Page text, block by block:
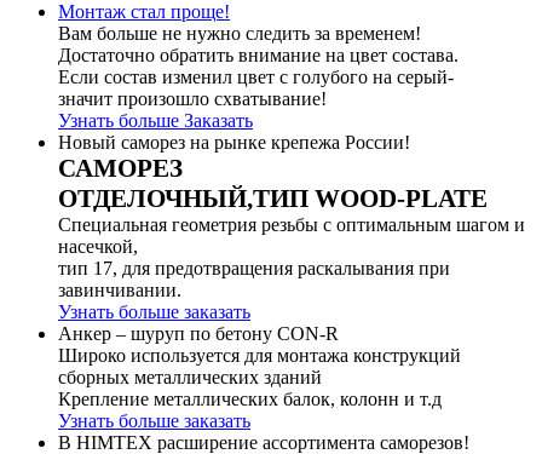
Монтаж стал проще!
Вам больше не нужно следить за временем!
Достаточно обратить внимание на цвет состава.
Если состав изменил цвет с голубого на серый-
значит произошло схватывание!
Узнать больше Заказать
Новый саморез на рынке крепежа России!
САМОРЕЗ
ОТДЕЛОЧНЫЙ,ТИП WOOD-PLATE
Специальная геометрия резьбы с оптимальным шагом и
насечкой,
тип 17, для предотвращения раскалывания при
завинчивании.
Узнать больше заказать
Анкер – шуруп по бетону CON-R
Широко используется для монтажа конструкций
сборных металлических зданий
Крепление металлических балок, колонн и т.д
Узнать больше заказать
В HIMTEX расширение ассортимента саморезов!